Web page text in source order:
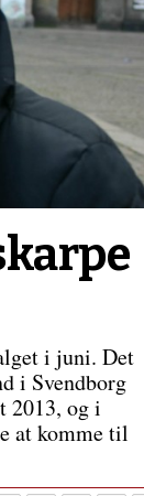
i juni. Det
i Svendborg
2013, og i
at komme til